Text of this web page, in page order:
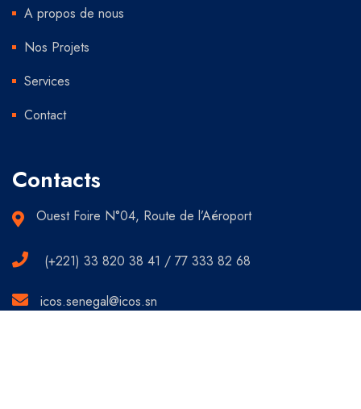
A propos de nous
Nos Projets
Services
Contact
Contacts
Ouest Foire N°04, Route de l’Aéroport
(+221) 33 820 38 41 / 77 333 82 68
icos.senegal@icos.sn